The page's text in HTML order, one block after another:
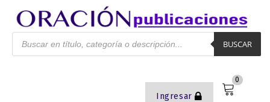
Ingresar
0
BUSCAR